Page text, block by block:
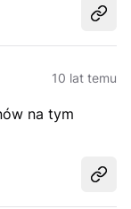
10 lat temu
na tym